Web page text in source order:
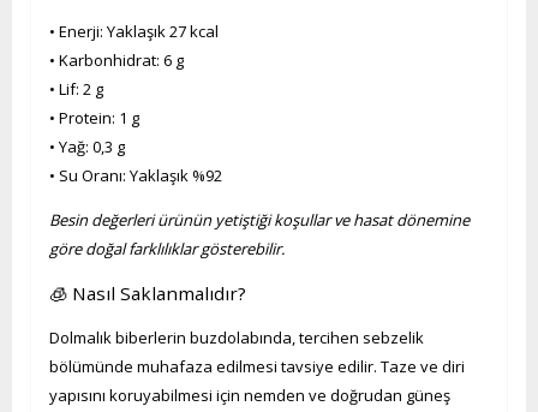
• Enerji: Yaklaşık 27 kcal
• Karbonhidrat: 6 g
• Lif: 2 g
• Protein: 1 g
• Yağ: 0,3 g
• Su Oranı: Yaklaşık %92
Besin değerleri ürünün yetiştiği koşullar ve hasat dönemine
göre doğal farklılıklar gösterebilir.
🧊 Nasıl Saklanmalıdır?
Dolmalık biberlerin buzdolabında, tercihen sebzelik
bölümünde muhafaza edilmesi tavsiye edilir. Taze ve diri
yapısını koruyabilmesi için nemden ve doğrudan güneş